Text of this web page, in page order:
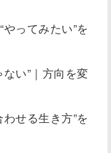
ってみたい”を
い”｜方向を変
せる生き方”を